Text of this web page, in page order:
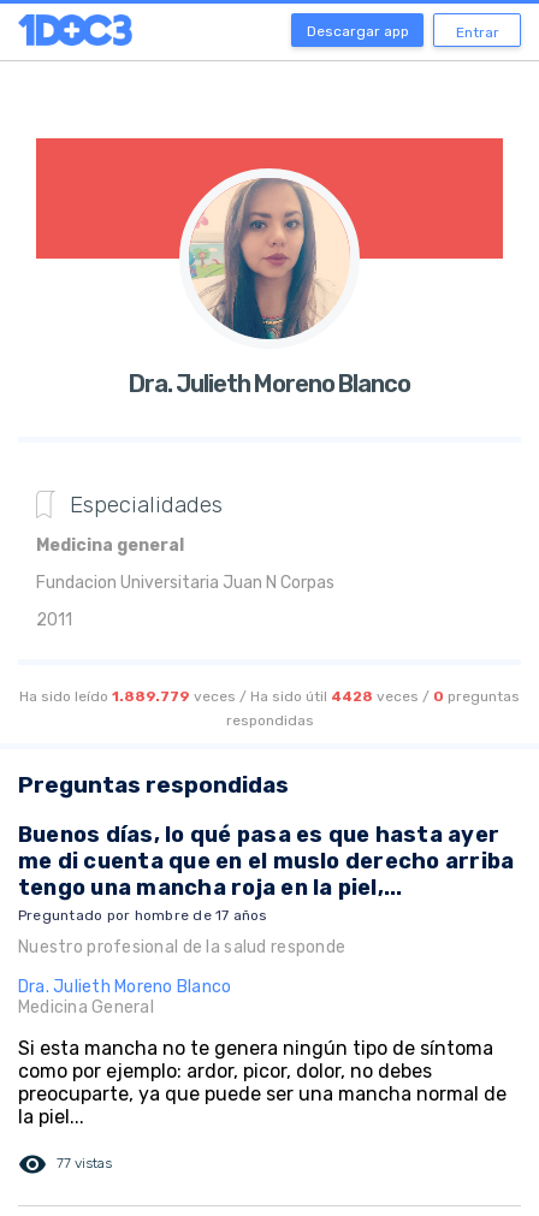
Descargar app Entrar
Dra. Julieth Moreno Blanco
Especialidades
Medicina general
Fundacion Universitaria Juan N Corpas
2011
Ha sido leído 1.889.779 veces / Ha sido útil 4428 veces / 0 preguntas
respondidas
Preguntas respondidas
Buenos días, lo qué pasa es que hasta ayer
me di cuenta que en el muslo derecho arriba
tengo una mancha roja en la piel,...
Preguntado por hombre de 17 años
Nuestro profesional de la salud responde
Dra. Julieth Moreno Blanco
Medicina General
Si esta mancha no te genera ningún tipo de síntoma
como por ejemplo: ardor, picor, dolor, no debes
preocuparte, ya que puede ser una mancha normal de
la piel...
visibility 77 vistas